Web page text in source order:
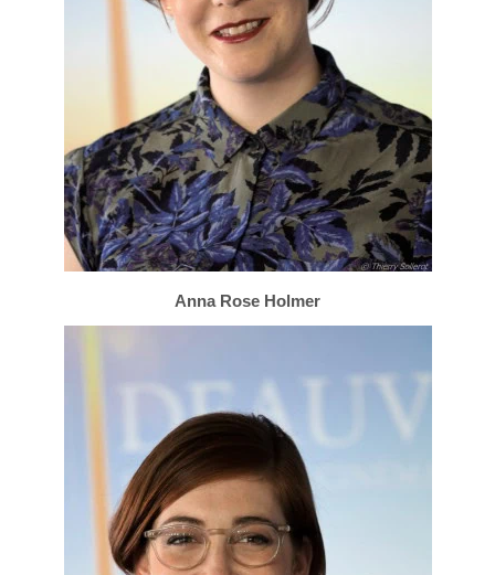
Anna Rose Holmer